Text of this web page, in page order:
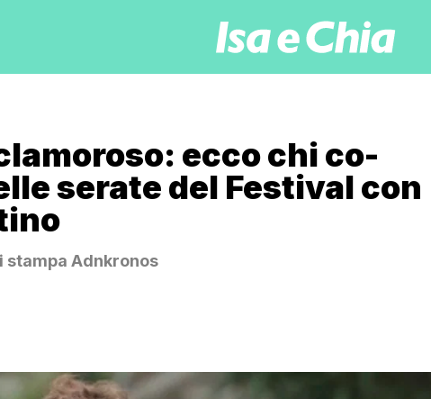
ecco chi co-
serate del Festival con
stampa Adnkronos